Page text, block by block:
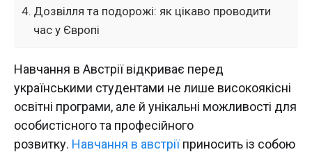
Дозвілля та подорожі: як цікаво проводити
час у Європі
Навчання в Австрії відкриває перед
українськими студентами не лише високоякісні
освітні програми, але й унікальні можливості для
особистісного та професійного
розвитку. Навчання в австріїприносить із собою